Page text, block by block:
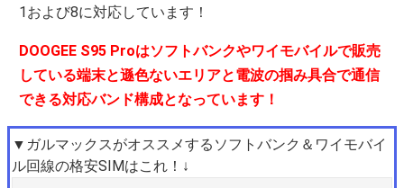
1および8に対応しています！
DOOGEE S95 Proはソフトバンクやワイモバイルで販売
している端末と遜色ないエリアと電波の掴み具合で通信
できる対応バンド構成となっています！
▼ガルマックスがオススメするソフトバンク＆ワイモバイ
ル回線の格安SIMはこれ！↓